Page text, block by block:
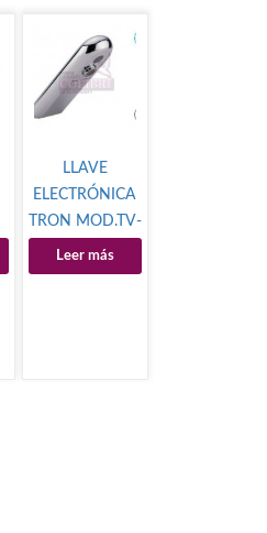
LLAVE
ELECTRÓNICA
TRON MOD.TV-
Leer más